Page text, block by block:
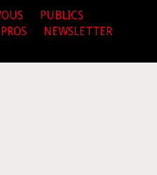
PUBLICS
PROS
NEWSLETTER